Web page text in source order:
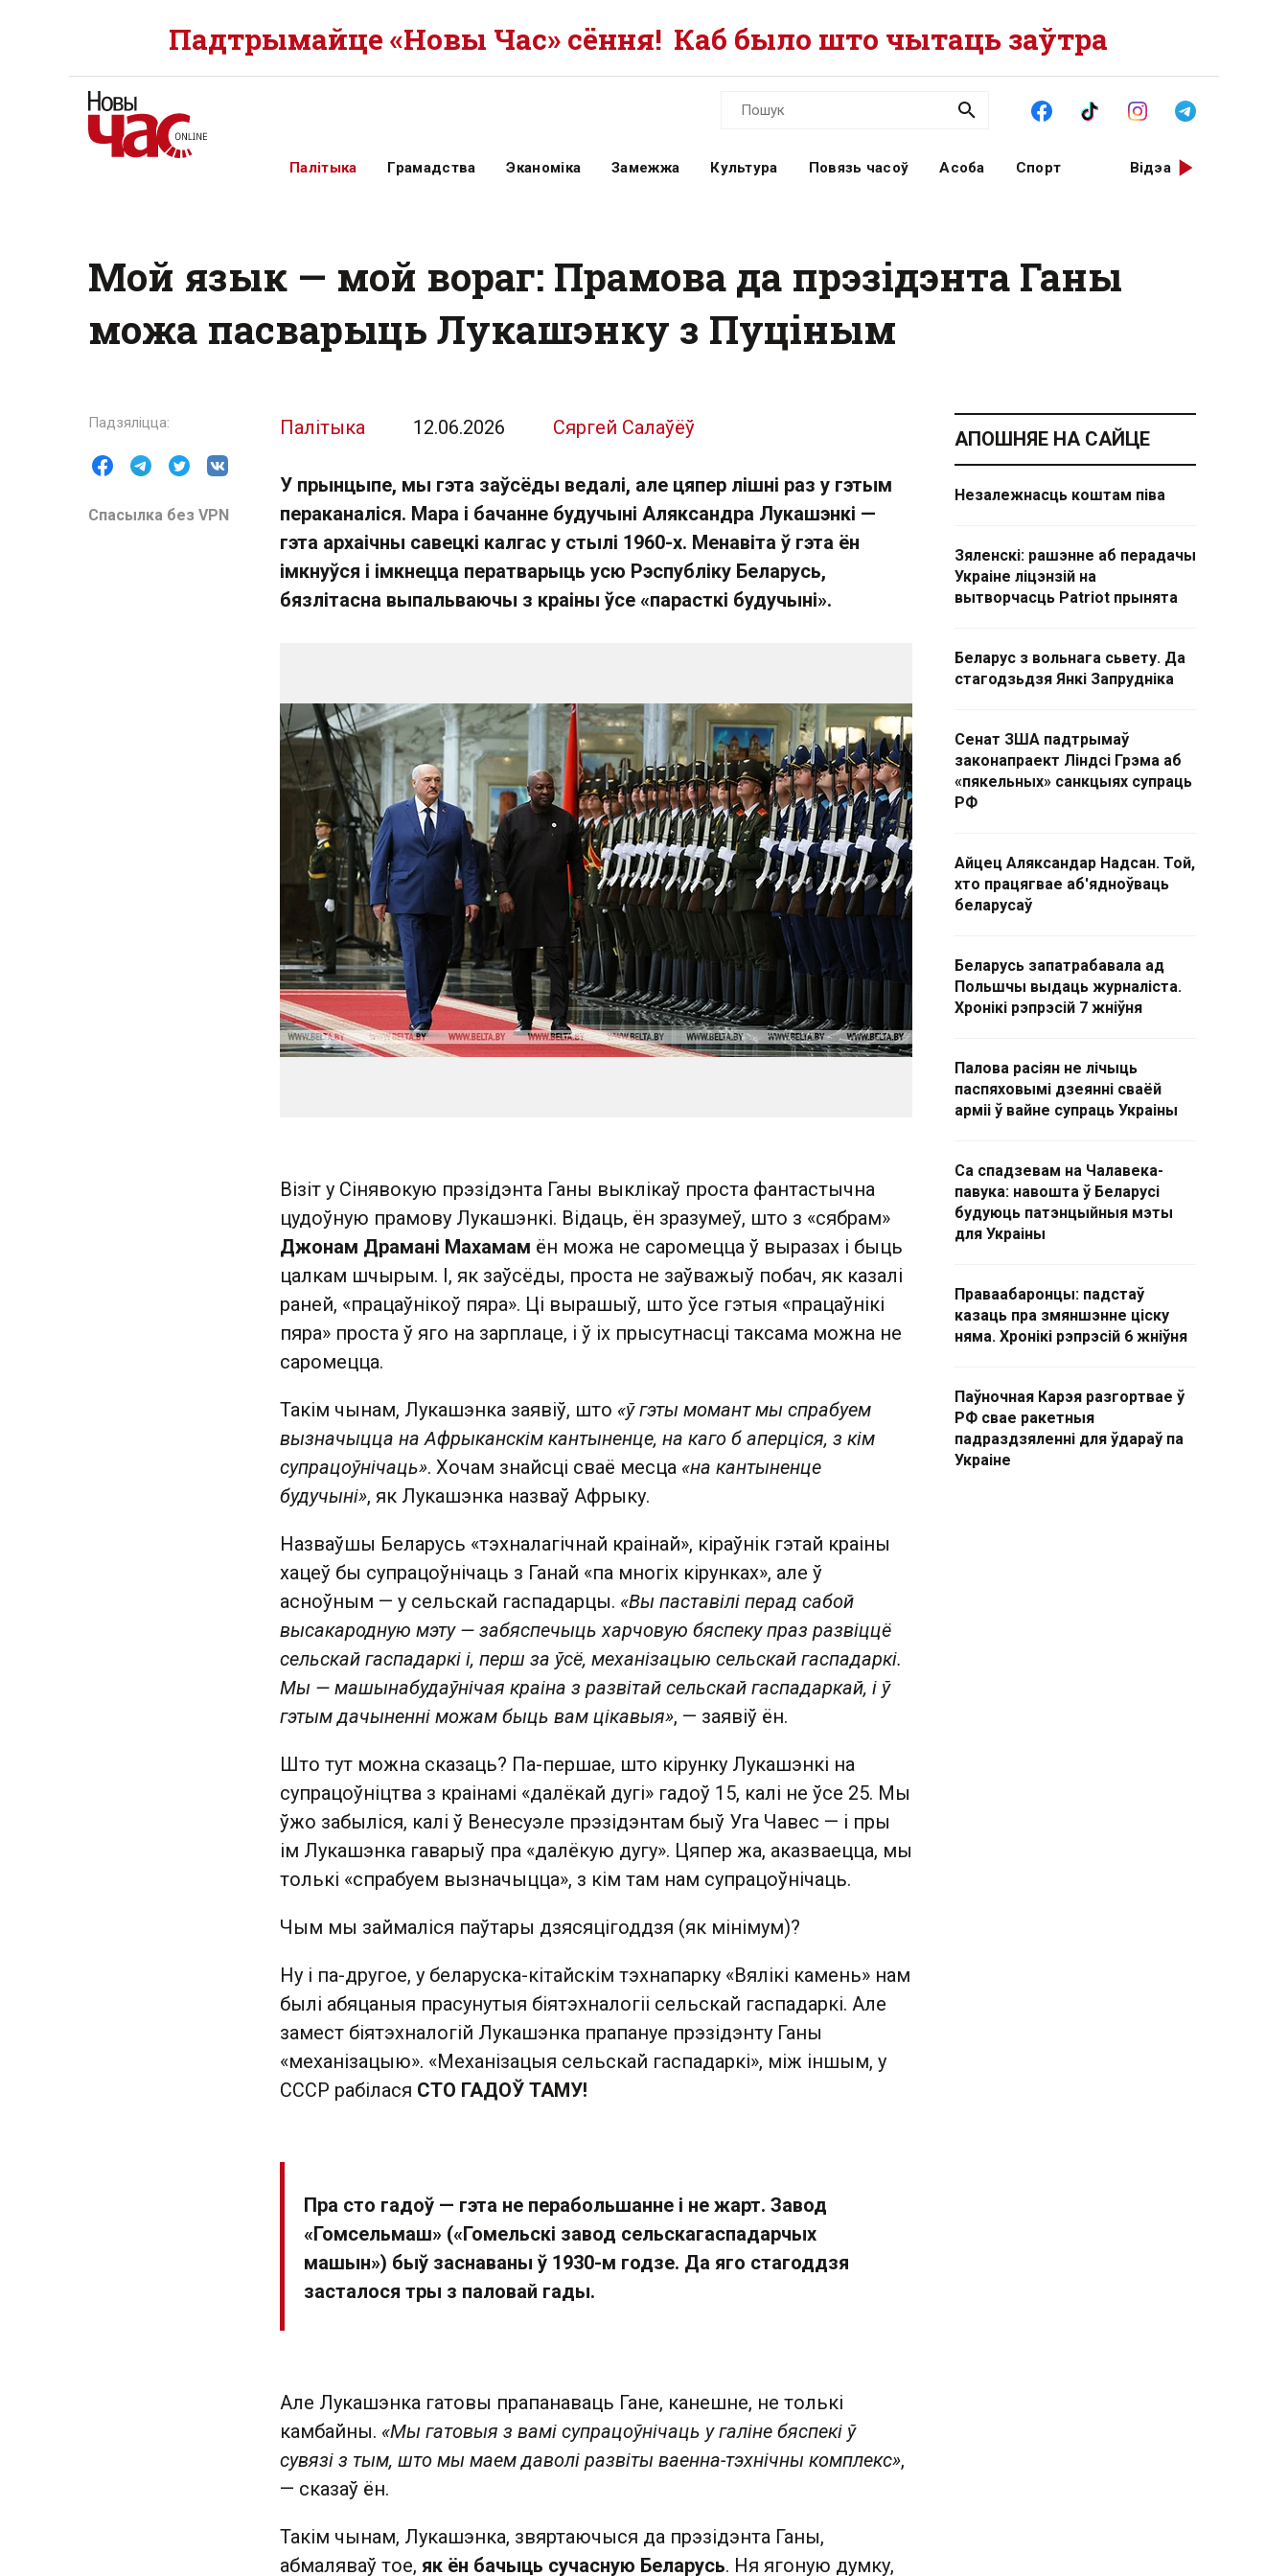
Падтрымайце «Новы Час» сёння! Каб было што чытаць заўтра
Палітыка Грамадства Эканоміка Замежжа Культура Повязь часоў Асоба Спорт Відэа
Мой язык — мой вораг: Прамова да прэзідэнта Ганы
можа пасварыць Лукашэнку з Пуціным
Спасылка без VPN
Палітыка 12.06.2026 Сяргей Салаўёў
У прынцыпе, мы гэта заўсёды ведалі, але цяпер лішні раз у гэтым
пераканаліся. Мара і бачанне будучыні Аляксандра Лукашэнкі —
гэта архаічны савецкі калгас у стылі 1960-х. Менавіта ў гэта ён
імкнуўся і імкнецца ператварыць усю Рэспубліку Беларусь,
бязлітасна выпальваючы з краіны ўсе «парасткі будучыні».
Візіт у Сінявокую прэзідэнта Ганы выклікаў проста фантастычна
цудоўную прамову Лукашэнкі. Відаць, ён зразумеў, што з «сябрам»
Джонам Драмані Махамам ён можа не саромецца ў выразах і быць
цалкам шчырым. І, як заўсёды, проста не заўважыў побач, як казалі
раней, «працаўнікоў пяра». Ці вырашыў, што ўсе гэтыя «працаўнікі
пяра» проста ў яго на зарплаце, і ў іх прысутнасці таксама можна не
саромецца.
Такім чынам, Лукашэнка заявіў, што «ў гэты момант мы спрабуем
вызначыцца на Афрыканскім кантыненце, на каго б аперціся, з кім
супрацоўнічаць». Хочам знайсці сваё месца «на кантыненце
будучыні», як Лукашэнка назваў Афрыку.
Назваўшы Беларусь «тэхналагічнай краінай», кіраўнік гэтай краіны
хацеў бы супрацоўнічаць з Ганай «па многіх кірунках», але ў
асноўным — у сельскай гаспадарцы. «Вы паставілі перад сабой
высакародную мэту — забяспечыць харчовую бяспеку праз развіццё
сельскай гаспадаркі і, перш за ўсё, механізацыю сельскай гаспадаркі.
Мы — машынабудаўнічая краіна з развітай сельскай гаспадаркай, і ў
гэтым дачыненні можам быць вам цікавыя», — заявіў ён.
Што тут можна сказаць? Па-першае, што кірунку Лукашэнкі на
супрацоўніцтва з краінамі «далёкай дугі» гадоў 15, калі не ўсе 25. Мы
ўжо забыліся, калі ў Венесуэле прэзідэнтам быў Уга Чавес — і пры
ім Лукашэнка гаварыў пра «далёкую дугу». Цяпер жа, аказваецца, мы
толькі «спрабуем вызначыцца», з кім там нам супрацоўнічаць.
Чым мы займаліся паўтары дзясяцігоддзя (як мінімум)?
Ну і па-другое, у беларуска-кітайскім тэхнапарку «Вялікі камень» нам
былі абяцаныя прасунутыя біятэхналогіі сельскай гаспадаркі. Але
замест біятэхналогій Лукашэнка прапануе прэзідэнту Ганы
«механізацыю». «Механізацыя сельскай гаспадаркі», між іншым, у
СССР рабілася СТО ГАДОЎ ТАМУ!
Пра сто гадоў — гэта не перабольшанне і не жарт. Завод
«Гомсельмаш» («Гомельскі завод сельскагаспадарчых
машын») быў заснаваны ў 1930-м годзе. Да яго стагоддзя
засталося тры з паловай гады.
Але Лукашэнка гатовы прапанаваць Гане, канешне, не толькі
камбайны. «Мы гатовыя з вамі супрацоўнічаць у галіне бяспекі ў
сувязі з тым, што мы маем даволі развіты ваенна-тэхнічны комплекс»,
— сказаў ён.
Такім чынам, Лукашэнка, звяртаючыся да прэзідэнта Ганы,
абмаляваў тое, як ён бачыць сучасную Беларусь. Ня ягоную думку,
АПОШНЯЕ НА САЙЦЕ
Незалежнасць коштам піва
Зяленскі: рашэнне аб перадачы
Украіне ліцэнзій на
вытворчасць Patriot прынята
Беларус з вольнага сьвету. Да
стагодзьдзя Янкі Запрудніка
Сенат ЗША падтрымаў
законапраект Ліндсі Грэма аб
«пякельных» санкцыях супраць
РФ
Айцец Аляксандар Надсан. Той,
хто працягвае аб'ядноўваць
беларусаў
Беларусь запатрабавала ад
Польшчы выдаць журналіста.
Хронікі рэпрэсій 7 жніўня
Палова расіян не лічыць
паспяховымі дзеянні сваёй
арміі ў вайне супраць Украіны
Са спадзевам на Чалавека-
павука: навошта ў Беларусі
будуюць патэнцыйныя мэты
для Украіны
Праваабаронцы: падстаў
казаць пра змяншэнне ціску
няма. Хронікі рэпрэсій 6 жніўня
Паўночная Карэя разгортвае ў
РФ свае ракетныя
падраздзяленні для ўдараў па
Украіне